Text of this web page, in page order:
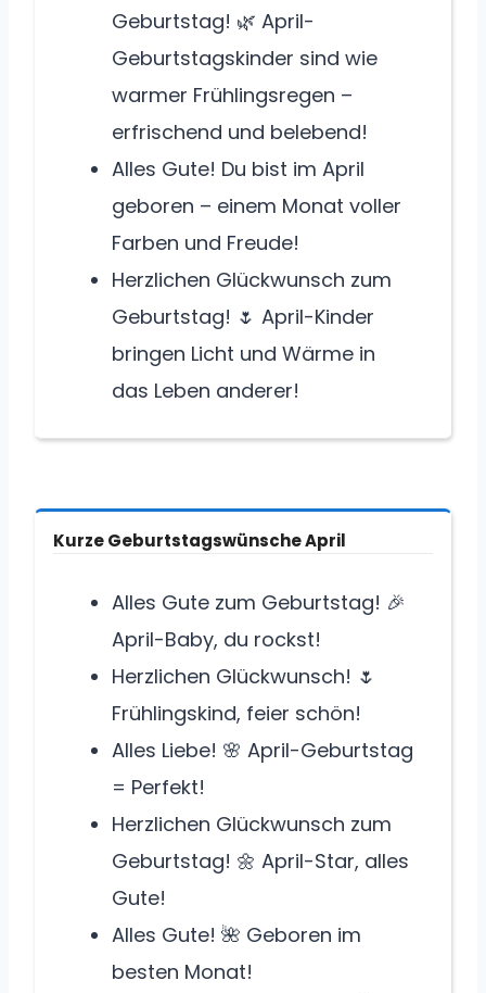
Geburtstag! 🌿 April-
Geburtstagskinder sind wie
warmer Frühlingsregen –
erfrischend und belebend!
Alles Gute! Du bist im April
geboren – einem Monat voller
Farben und Freude!
Herzlichen Glückwunsch zum
Geburtstag! 🌷 April-Kinder
bringen Licht und Wärme in
das Leben anderer!
Kurze Geburtstagswünsche April
Alles Gute zum Geburtstag! 🎉
April-Baby, du rockst!
Herzlichen Glückwunsch! 🌷
Frühlingskind, feier schön!
Alles Liebe! 🌸 April-Geburtstag
= Perfekt!
Herzlichen Glückwunsch zum
Geburtstag! 🌼 April-Star, alles
Gute!
Alles Gute! 🌺 Geboren im
besten Monat!